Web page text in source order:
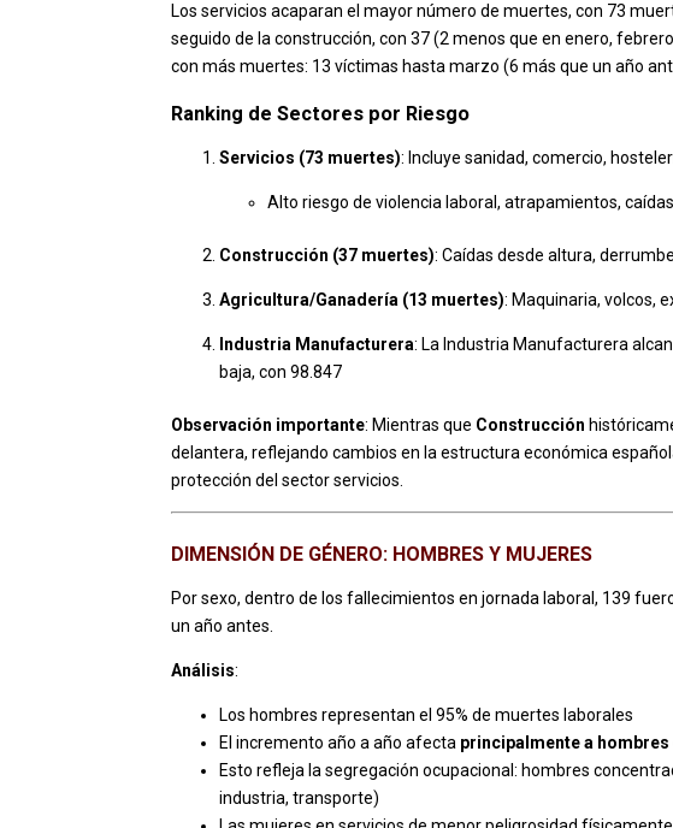
Los servicios acaparan el mayor número de muertes, con 73
seguido de la construcción, con 37 (2 menos que en enero,
con más muertes: 13 víctimas hasta marzo (6 más que un año
Ranking de Sectores por Riesgo
Servicios (73 muertes): Incluye sanidad, comercio,
Alto riesgo de violencia laboral, atrapamientos,
Construcción (37 muertes): Caídas desde altura,
Agricultura/Ganadería (13 muertes): Maquinaria, volcos,
Industria Manufacturera: La Industria Manufacturera
baja, con 98.847
Observación importante: Mientras que Construcción
delantera, reflejando cambios en la estructura económica
protección del sector servicios.
DIMENSIÓN DE GÉNERO: HOMBRES Y MUJERES
Por sexo, dentro de los fallecimientos en jornada laboral, 139
un año antes.
Análisis:
Los hombres representan el 95% de muertes laborales
El incremento año a año afecta principalmente a hombres
Esto refleja la segregación ocupacional: hombres
industria, transporte)